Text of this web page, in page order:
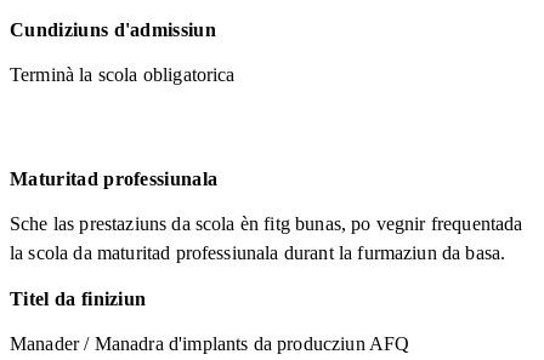
Cundiziuns d'admissiun
Terminà la scola obligatorica
Maturitad professiunala
Sche las prestaziuns da scola èn fitg bunas, po vegnir frequentada
la scola da maturitad professiunala durant la furmaziun da basa.
Titel da finiziun
Manader / Manadra d'implants da producziun AFQ